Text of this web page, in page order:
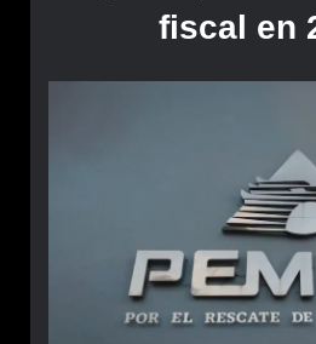
fiscal en